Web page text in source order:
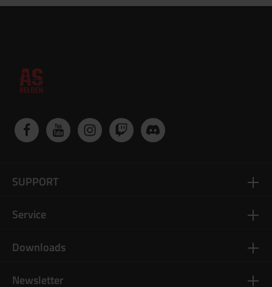
Newsletter
SUPPORT
Service
Downloads